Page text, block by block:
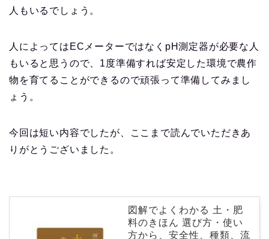
人もいるでしょう。
人によってはECメーターではなくpH測定器が必要な人
もいると思うので、1度準備すれば安定した環境で農作
物を育てることができるので頑張って準備してみまし
ょう。
今回は短い内容でしたが、ここまで読んでいただきあ
りがとうございました。
図解でよくわかる 土・肥
料のきほん 選び方・使い
方から、安全性、種類、流